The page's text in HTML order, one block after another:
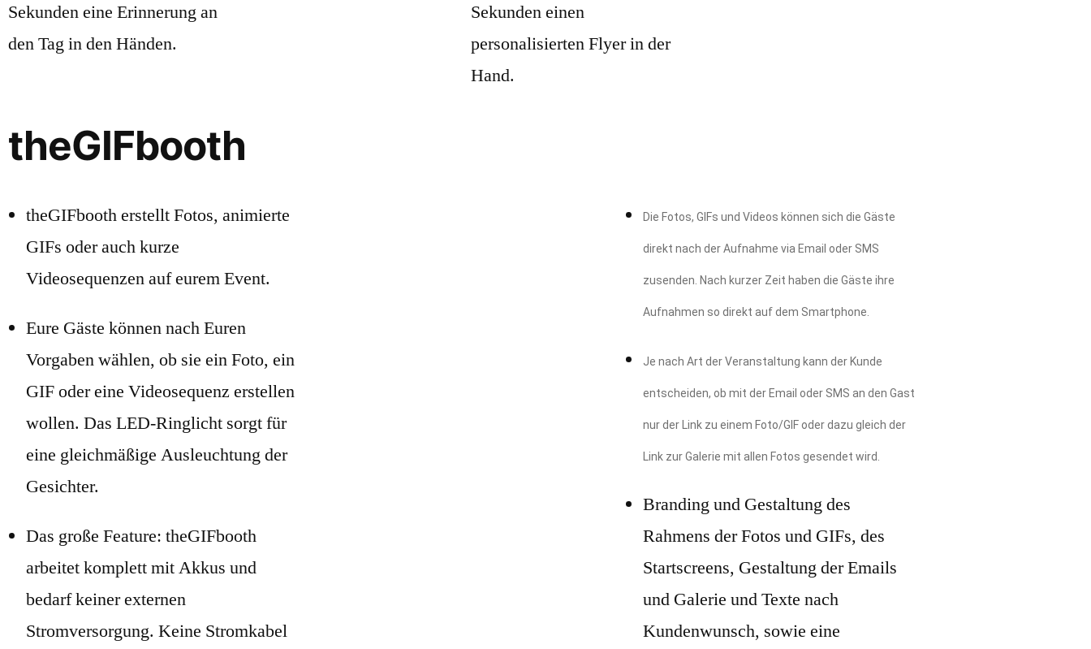
Sekunden eine Erinnerung an
den Tag in den Händen.
Sekunden einen
personalisierten Flyer in der
Hand.
theGIFbooth
theGIFbooth erstellt Fotos, animierte
GIFs oder auch kurze
Videosequenzen auf eurem Event.
Eure Gäste können nach Euren
Vorgaben wählen, ob sie ein Foto, ein
GIF oder eine Videosequenz erstellen
wollen. Das LED-Ringlicht sorgt für
eine gleichmäßige Ausleuchtung der
Gesichter.
Das große Feature: theGIFbooth
arbeitet komplett mit Akkus und
bedarf keiner externen
Stromversorgung. Keine Stromkabel
Die Fotos, GIFs und Videos können sich die Gäste
direkt nach der Aufnahme via Email oder SMS
zusenden. Nach kurzer Zeit haben die Gäste ihre
Aufnahmen so direkt auf dem Smartphone.
Je nach Art der Veranstaltung kann der Kunde
entscheiden, ob mit der Email oder SMS an den Gast
nur der Link zu einem Foto/GIF oder dazu gleich der
Link zur Galerie mit allen Fotos gesendet wird.
Branding und Gestaltung des
Rahmens der Fotos und GIFs, des
Startscreens, Gestaltung der Emails
und Galerie und Texte nach
Kundenwunsch, sowie eine